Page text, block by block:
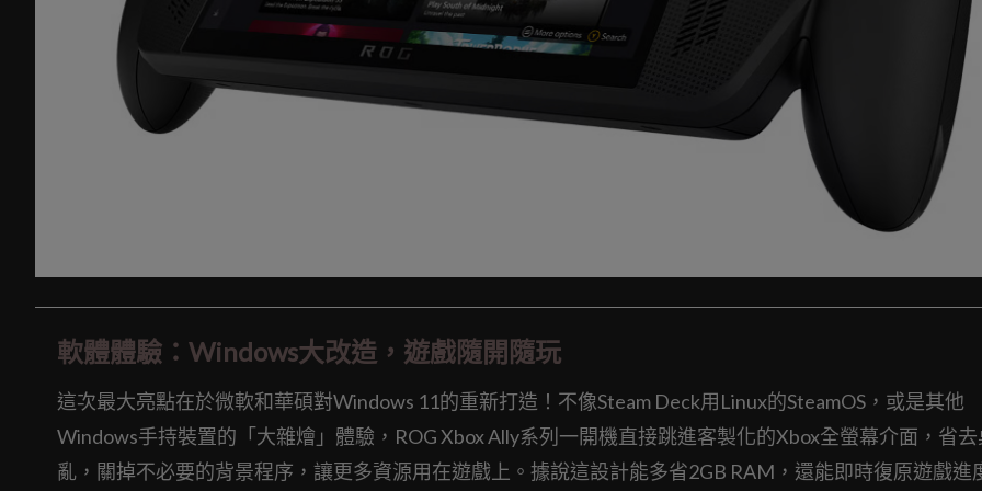
軟體體驗：Windows大改造，遊戲隨開隨玩
這次最大亮點在於微軟和華碩對Windows 11的重新打造！不像Steam Deck用Linux的SteamOS，或是其他
Windows手持裝置的「大雜燴」體驗，ROG Xbox Ally系列一開機直接跳進客製化的Xbox全螢幕介面，省
亂，關掉不必要的背景程序，讓更多資源用在遊戲上。據說這設計能多省2GB RAM，還能即時復原遊戲進